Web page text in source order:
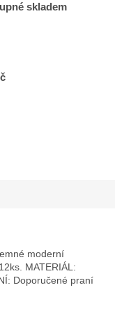
skladem
moderní
MATERIÁL:
Doporučené praní